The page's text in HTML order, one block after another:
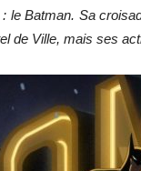
: le Batman. Sa
de Ville, mais ses